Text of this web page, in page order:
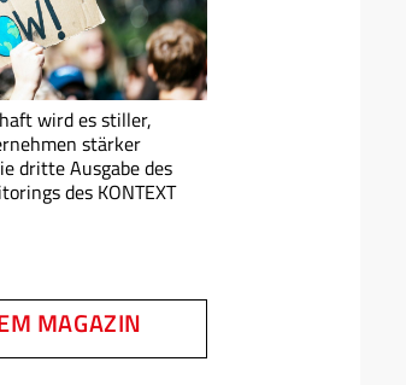
wird es stiller,
stärker
dritte Ausgabe des
des KONTEXT
MAGAZIN